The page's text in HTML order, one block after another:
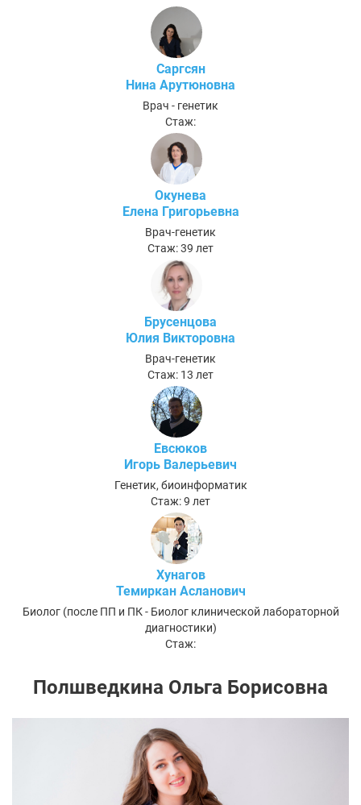
Саргсян
Нина Арутюновна
Врач - генетик
Стаж:
Окунева
Елена Григорьевна
Врач-генетик
Стаж: 39 лет
Брусенцова
Юлия Викторовна
Врач-генетик
Стаж: 13 лет
Евсюков
Игорь Валерьевич
Генетик, биоинформатик
Стаж: 9 лет
Хунагов
Темиркан Асланович
Биолог (после ПП и ПК - Биолог клинической лабораторной
диагностики)
Стаж:
Полшведкина Ольга Борисовна